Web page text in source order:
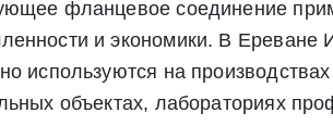
фланцевое соединение
и экономики. В
используются на
объектах, лабораториях
Заявка на